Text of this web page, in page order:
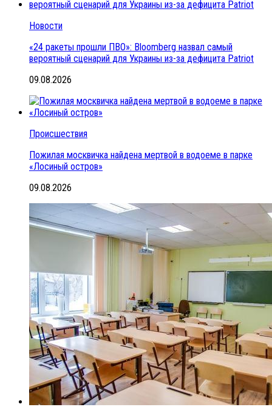
Новости
«24 ракеты прошли ПВО»: Bloomberg назвал самый
вероятный сценарий для Украины из-за дефицита Patriot
09.08.2026
Происшествия
Пожилая москвичка найдена мертвой в водоеме в парке
«Лосиный остров»
09.08.2026